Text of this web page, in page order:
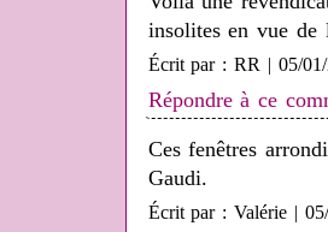
insolites en vue de
Écrit par : RR | 05/
Répondre à ce
Ces fenêtres
Gaudi.
Écrit par : Valérie |